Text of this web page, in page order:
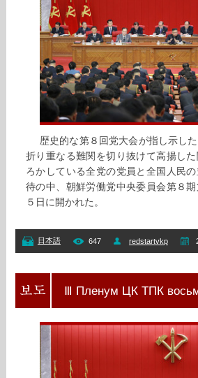
歴史的な第８回党大会が指し示し
折り重なる難関を切り抜けて高揚し
ろかしている全党の党員と全国人民
待の中、朝鮮労働党中央委員会第８期
５日に開かれた。
日本語 647 redstartvkp
Ⅲ Пленум ЦК ТПК